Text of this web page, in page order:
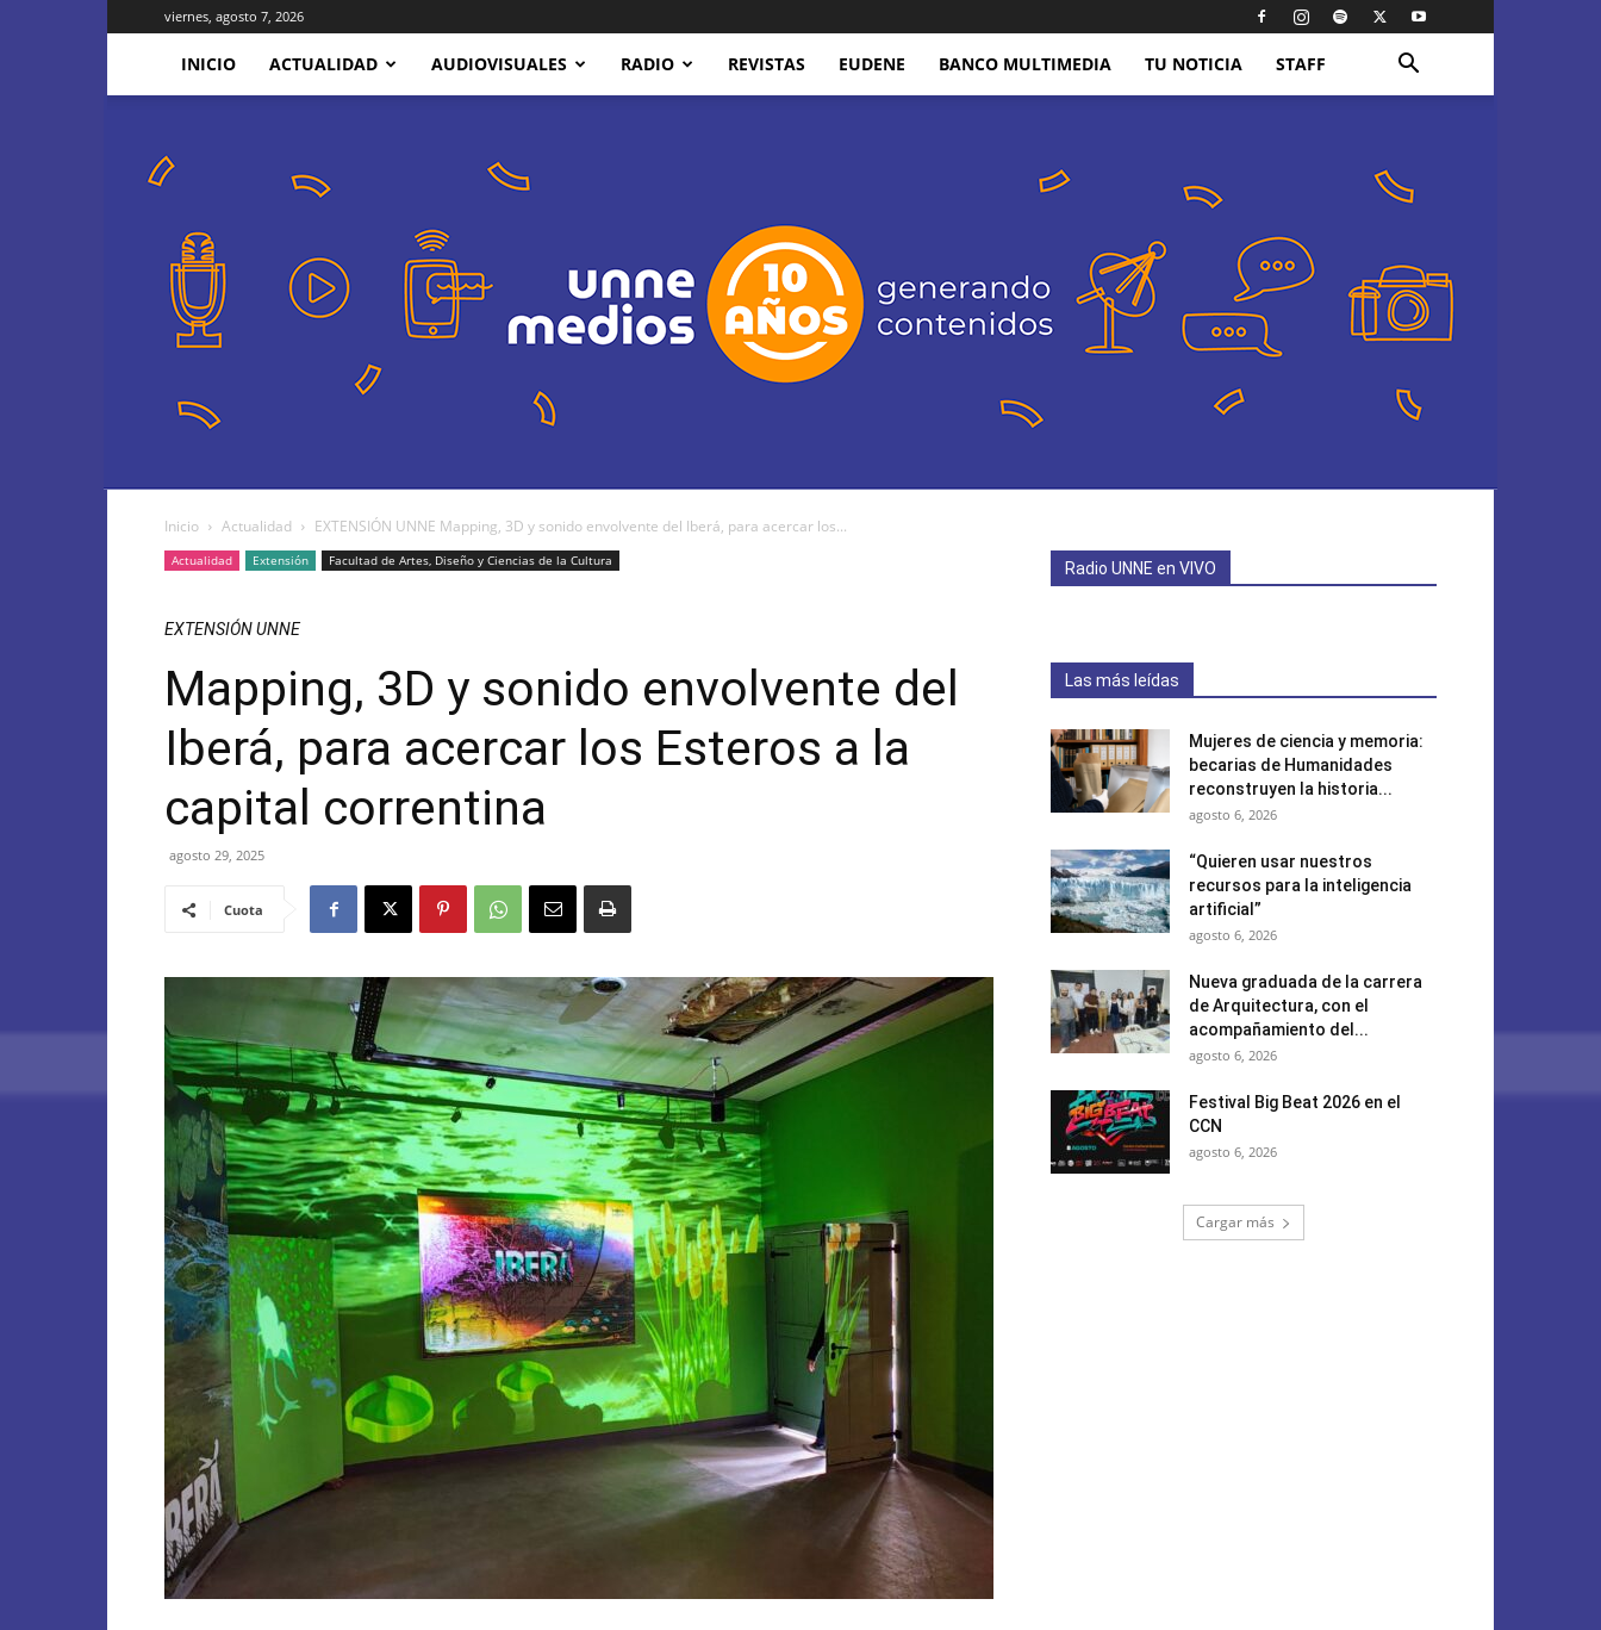
viernes, agosto 7, 2026
INICIO ACTUALIDAD AUDIOVISUALES RADIO REVISTAS EUDENE BANCO MULTIMEDIA TU NOTICIA STAFF
Inicio Actualidad EXTENSIÓN UNNE Mapping, 3D y sonido envolvente del Iberá, para acercar los...
Actualidad Extensión Facultad de Artes, Diseño y Ciencias de la Cultura
EXTENSIÓN UNNE
Mapping, 3D y sonido envolvente del
Iberá, para acercar los Esteros a la
capital correntina
agosto 29, 2025
Cuota
Radio UNNE en VIVO
Las más leídas
Mujeres de ciencia y memoria:
becarias de Humanidades
reconstruyen la historia...
agosto 6, 2026
“Quieren usar nuestros
recursos para la inteligencia
artificial”
agosto 6, 2026
Nueva graduada de la carrera
de Arquitectura, con el
acompañamiento del...
agosto 6, 2026
Festival Big Beat 2026 en el
CCN
agosto 6, 2026
Cargar más